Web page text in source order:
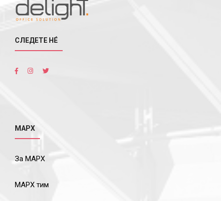
СЛЕДЕТЕ НÉ
МАРХ
За МАРХ
МАРХ тим